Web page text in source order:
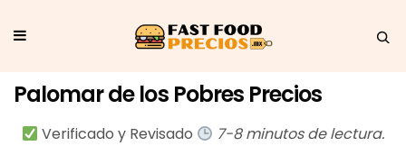
Palomar de los Pobres Precios
Verificado y Revisado 7-8 minutos de lectura.